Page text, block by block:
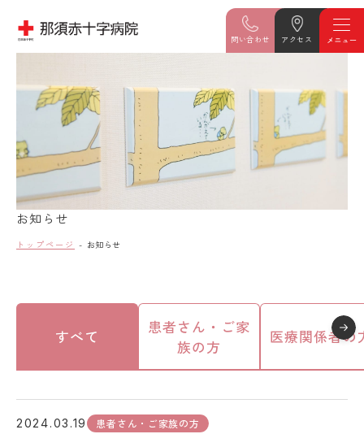
問い合わせ アクセス
お知らせ
トップページ お知らせ
すべて
患者さん・ご家
族の方
医療関係者の
2024.03.19 患者さん・ご家族の方